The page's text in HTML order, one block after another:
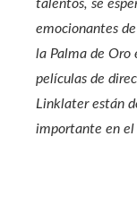
talentos, se
emocionantes
la Palma de Oro
películas de
Linklater están
importante en el